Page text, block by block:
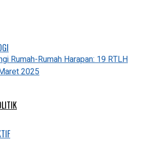
Rumah-Rumah Harapan: 19 RTLH
2025